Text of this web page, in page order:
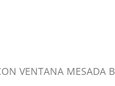
VENTANA MESADA